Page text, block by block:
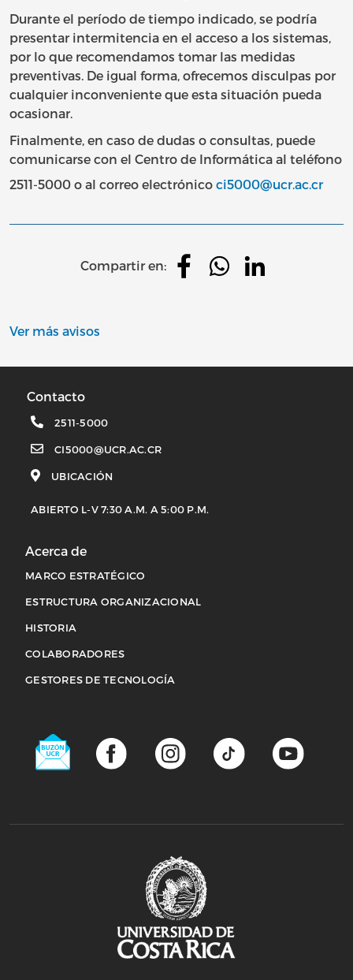
Durante el período de tiempo indicado, se podría
presentar intermitencia en el acceso a los sistemas,
por lo que recomendamos tomar las medidas
preventivas. De igual forma, ofrecemos disculpas por
cualquier inconveniente que esta situación pueda
ocasionar.
Finalmente, en caso de dudas o consultas, puede
comunicarse con el Centro de Informática al teléfono
2511-5000 o al correo electrónico ci5000@ucr.ac.cr
Compartir en:
Ver más avisos
Contacto
2511-5000
CI5000@UCR.AC.CR
UBICACIÓN
ABIERTO L-V 7:30 A.M. A 5:00 P.M.
Acerca de
MARCO ESTRATÉGICO
ESTRUCTURA ORGANIZACIONAL
HISTORIA
COLABORADORES
Acerca de
GESTORES DE TECNOLOGÍA